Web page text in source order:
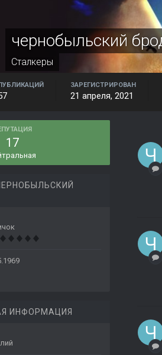
чернобыльский
Сталкеры
ЗАРЕГИСТРИРОВАН
21 апреля, 2021
17
ИНФОРМАЦИЯ